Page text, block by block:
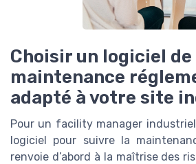
Choisir un logiciel de
maintenance
adapté à votre site
Pour un facility manager
logiciel pour suivre la
renvoie d’abord à la maîtrise des